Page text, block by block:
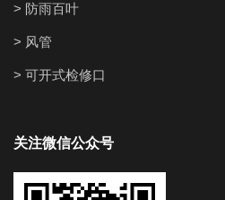
> 防雨百叶
> 风管
> 可开式检修口
关注微信公众号